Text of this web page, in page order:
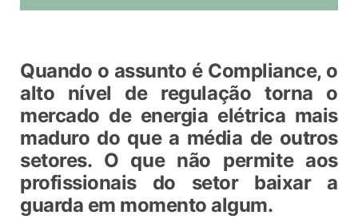
Quando o assunto é Compliance, o
alto nível de regulação torna o
mercado de energia elétrica mais
maduro do que a média de outros
setores. O que não permite aos
profissionais do setor baixar a
guarda em momento algum.